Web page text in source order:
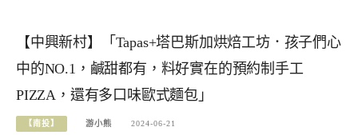
【中興新村】「Tapas+塔巴斯加烘焙工坊．孩子們心
中的NO.1，鹹甜都有，料好實在的預約制手工
PIZZA，還有多口味歐式麵包」
【南投】 游小熊 2024-06-21